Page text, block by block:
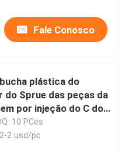
por injeção
Fale Conosco
plástica do
do Sprue das peças da
por injeção do C do
10 PCes
2 usd/pc